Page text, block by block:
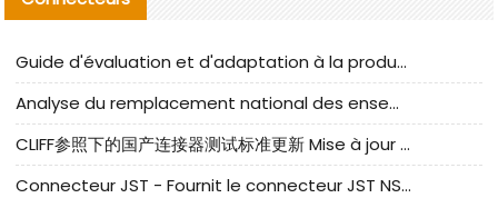
Guide d'évaluation et d'adaptation à la production des composants de câbles nationaux CNC Tech
Analyse du remplacement national des ensembles de câbles à fréquence élevée I-PEX
CLIFF参照下的国产连接器测试标准更新 Mise à jour des normes de test des connecteurs nationaux sous la référence CLIFF
Connecteur JST - Fournit le connecteur JST NSHR-02V-S original | Équivalent